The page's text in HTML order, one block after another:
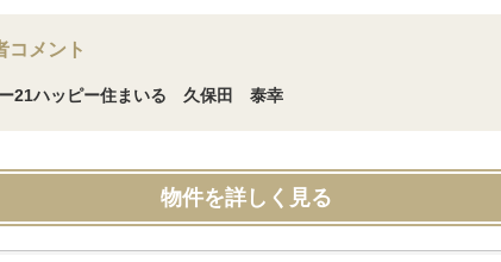
コメント
21ハッピー住まいる 久保田 泰幸
物件を詳しく見る